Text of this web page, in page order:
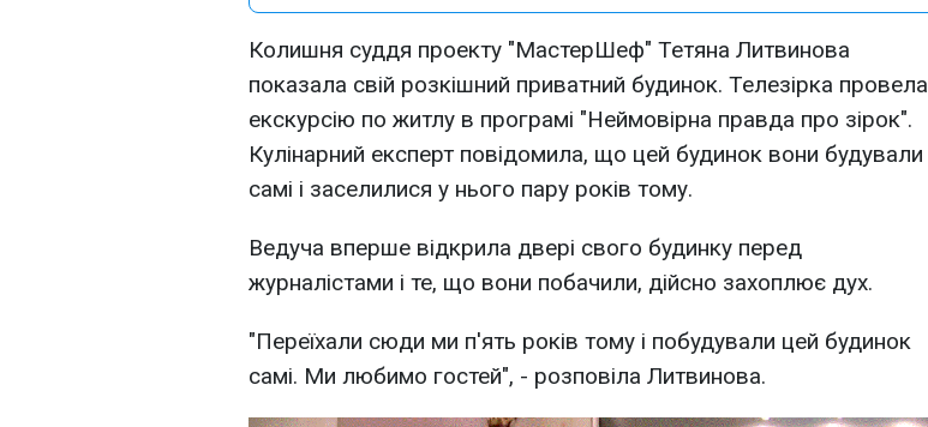
Колишня суддя проекту "МастерШеф" Тетяна Литвинова
показала свій розкішний приватний будинок. Телезірка провела
екскурсію по житлу в програмі "Неймовірна правда про зірок".
Кулінарний експерт повідомила, що цей будинок вони будували
самі і заселилися у нього пару років тому.
Ведуча вперше відкрила двері свого будинку перед
журналістами і те, що вони побачили, дійсно захоплює дух.
"Переїхали сюди ми п'ять років тому і побудували цей будинок
самі. Ми любимо гостей", - розповіла Литвинова.